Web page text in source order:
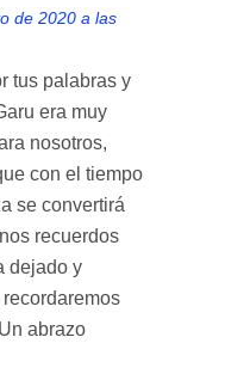
de 2020 a las
tus palabras y
era muy
nosotros,
con el tiempo
se convertirá
recuerdos
dejado y
abrazo